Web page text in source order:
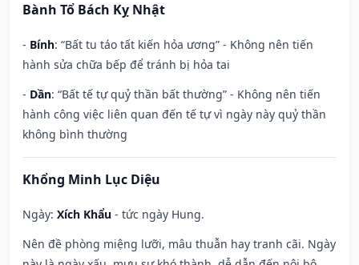
Bành Tổ Bách Kỵ Nhật
- Bính: “Bất tu táo tất kiến hỏa ương” - Không nên tiến
hành sửa chữa bếp để tránh bị hỏa tai
- Dần: “Bất tế tự quỷ thần bất thường” - Không nên tiến
hành công việc liên quan đến tế tự vì ngày này quỷ thần
không bình thường
Khổng Minh Lục Diệu
Ngày: Xích Khẩu - tức ngày Hung.
Nên đề phòng miệng lưỡi, mâu thuẫn hay tranh cãi. Ngày